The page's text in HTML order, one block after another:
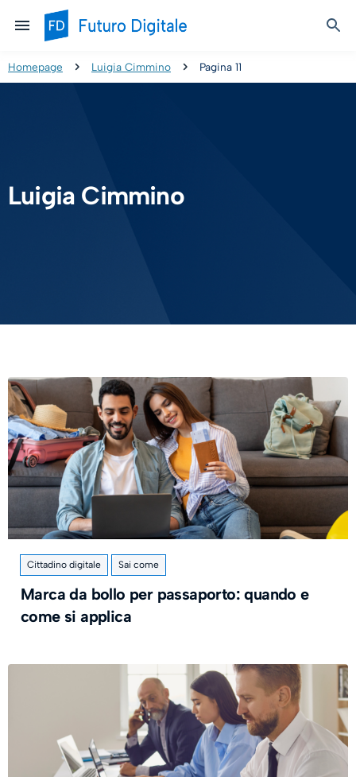
Homepage Luigia Cimmino Pagina 11
Luigia Cimmino
Cittadino digitale Sai come
Marca da bollo per passaporto: quando e
come si applica